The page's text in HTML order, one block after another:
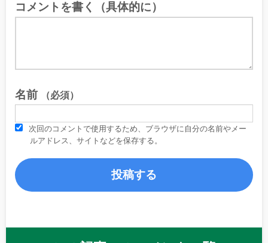
コメントを書く（具体的に）
名前 （必須）
次回のコメントで使用するため、ブラウザに自分の名前やメー
ルアドレス、サイトなどを保存する。